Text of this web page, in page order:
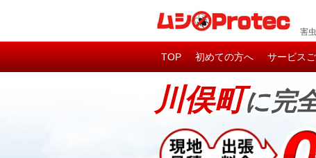
害
TOP 初めての方へ サービス
川俣町に完